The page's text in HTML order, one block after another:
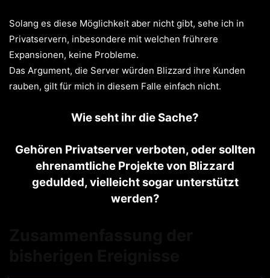
Solang es diese Möglichkeit aber nicht gibt, sehe ich in
Privatservern, inbesondere mit welchen frührere
Expansionen, keine Probleme.
Das Argument, die Server würden Blizzard ihre Kunden
rauben, gilt für mich in diesem Falle einfach nicht.
Wie seht ihr die Sache?
Gehören Privatserver verboten, oder sollten
ehrenamtliche Projekte von Blizzard
gedulded, vielleicht sogar unterstützt
werden?